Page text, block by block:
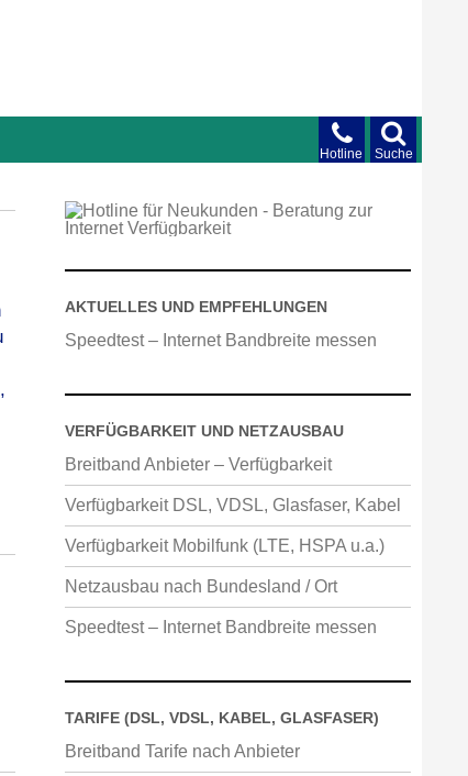
Suche
Hotline
AKTUELLES UND EMPFEHLUNGEN
Speedtest – Internet Bandbreite messen
VERFÜGBARKEIT UND NETZAUSBAU
Breitband Anbieter – Verfügbarkeit
Verfügbarkeit DSL, VDSL, Glasfaser, Kabel
Verfügbarkeit Mobilfunk (LTE, HSPA u.a.)
Netzausbau nach Bundesland / Ort
Speedtest – Internet Bandbreite messen
TARIFE (DSL, VDSL, KABEL, GLASFASER)
Breitband Tarife nach Anbieter